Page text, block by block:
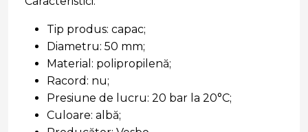
Tip produs: capac;
Diametru: 50 mm;
Material: polipropilenă;
Racord: nu;
Presiune de lucru: 20 bar la 20°C;
Culoare: albă;